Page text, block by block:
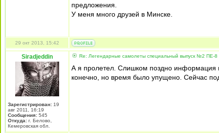
предложения.
У меня много друзей в Минске.
29 окт 2013, 15:42
Siradjeddin
Зарегистрирован: 19
авг 2011, 16:19
Сообщения: 545
Откуда: г. Белово,
Кемеровская обл.
Re: Легендарные самолеты специальный выпуск №2 ПЕ-
А я пролетел. Слишком поздно информация
конечно, но время было упущено. Сейчас